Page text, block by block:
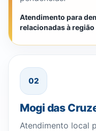
Atendimento para
relacionadas à região
02
Mogi das
Atendimento local